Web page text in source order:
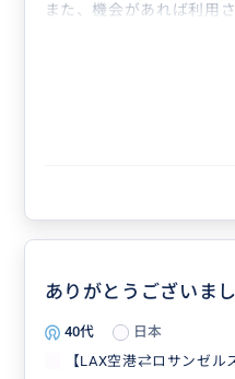
また、機会があれば利用
ありがとうございま
40代
日本
【LAX空港⇄ロサンゼル